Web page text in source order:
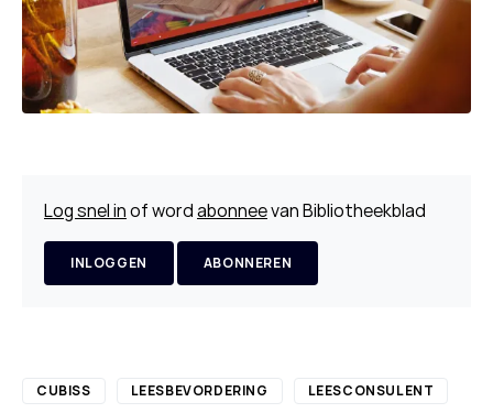
Log snel inof wordabonneevan Bibliotheekblad
INLOGGEN ABONNEREN
CUBISS LEESBEVORDERING LEESCONSULENT